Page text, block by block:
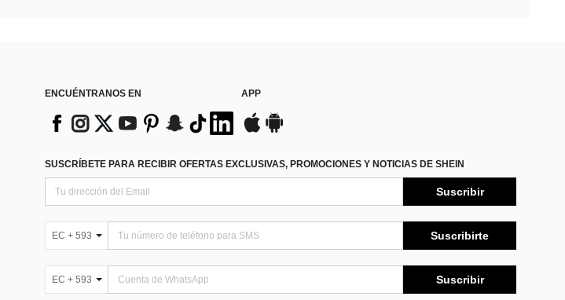
ENCUÉNTRANOS EN APP
SUSCRÍBETE PARA RECIBIR OFERTAS EXCLUSIVAS, PROMOCIONES Y NOTICIAS DE SHEIN
Suscribir
EC + 593 Suscribirte
EC + 593 Suscribir